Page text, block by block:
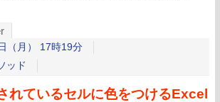
（月） 17時19分
ッド
れているセルに色をつけるExcel